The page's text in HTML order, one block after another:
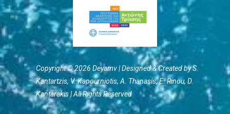
Copyright © 2026 Deyamv | Designed & Created by S.
Kantartzis, V. Kapourniotis, Α. Thanasis, E. Rinou, D.
Kantarakis | All Rights Reserved